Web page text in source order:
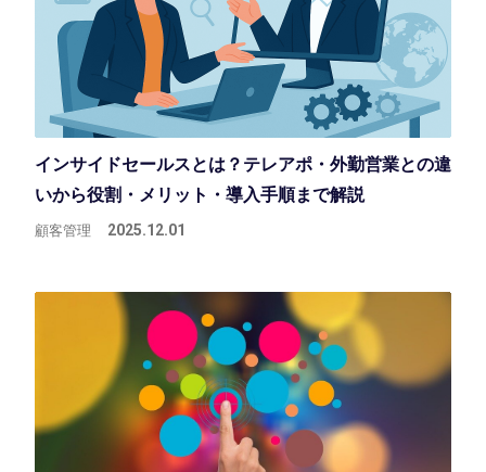
インサイドセールスとは？テレアポ・外勤営業との違
いから役割・メリット・導入手順まで解説
顧客管理 2025.12.01